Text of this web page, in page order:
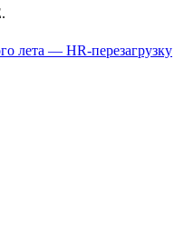
лета — HR-перезагрузку